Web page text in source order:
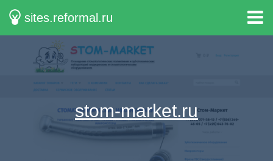
sites.reformal.ru
stom-market.ru